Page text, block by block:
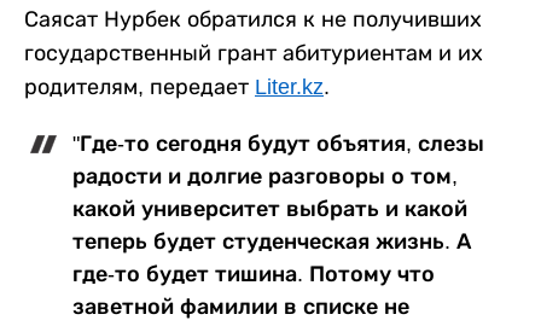
Саясат Нурбек обратился к не получивших
государственный грант абитуриентам и их
родителям, передает Liter.kz.
"Где-то сегодня будут объятия, слезы
радости и долгие разговоры о том,
какой университет выбрать и какой
теперь будет студенческая жизнь. А
где-то будет тишина. Потому что
заветной фамилии в списке не